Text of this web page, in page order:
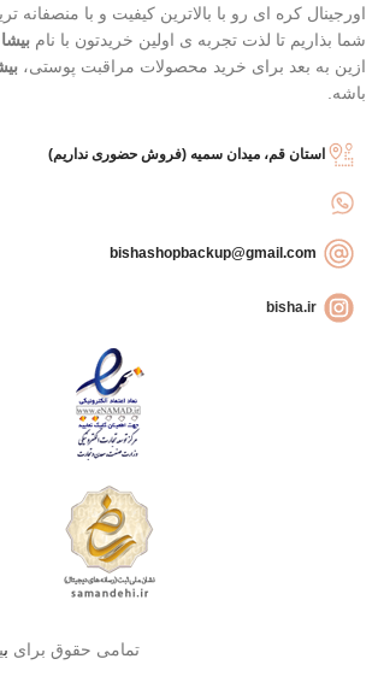
اورجینال کره ای رو با بالاترین کیفیت و با منصفانه
شما بذاریم تا لذت تجربه ی اولین خریدتون با نام بیشا
ازین به بعد برای خرید محصولات مراقبت پوستی،
باشه.
استان قم، میدان سمیه (فروش حضوری نداریم)
bisha.ir
تمامی حقوق برای ب